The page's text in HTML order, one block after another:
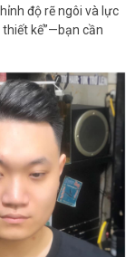
độ rẽ ngôi và lực
kế”—bạn cần